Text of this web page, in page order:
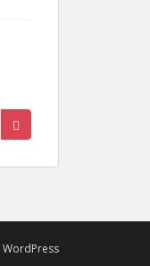
WordPress